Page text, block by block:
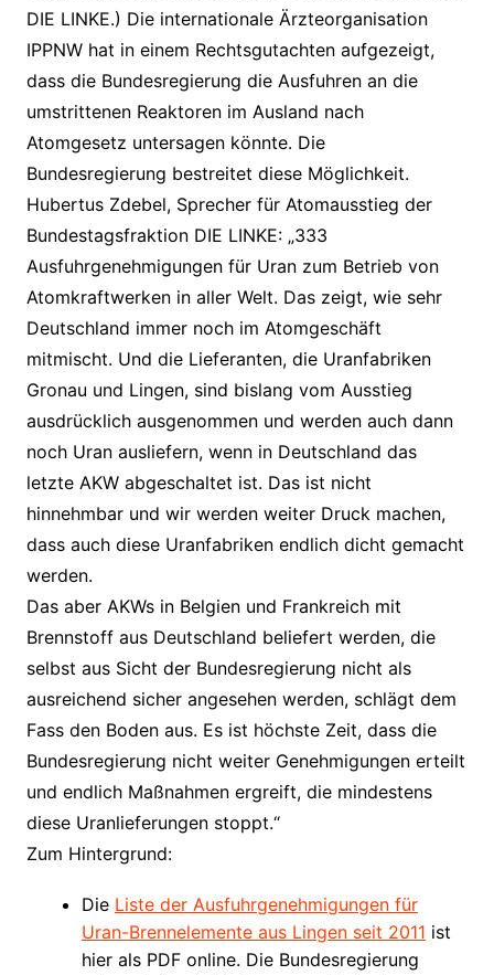
DIE LINKE.) Die internationale Ärzteorganisation
IPPNW hat in einem Rechtsgutachten aufgezeigt,
dass die Bundesregierung die Ausfuhren an die
umstrittenen Reaktoren im Ausland nach
Atomgesetz untersagen könnte. Die
Bundesregierung bestreitet diese Möglichkeit.
Hubertus Zdebel, Sprecher für Atomausstieg der
Bundestagsfraktion DIE LINKE: „333
Ausfuhrgenehmigungen für Uran zum Betrieb von
Atomkraftwerken in aller Welt. Das zeigt, wie sehr
Deutschland immer noch im Atomgeschäft
mitmischt. Und die Lieferanten, die Uranfabriken
Gronau und Lingen, sind bislang vom Ausstieg
ausdrücklich ausgenommen und werden auch dann
noch Uran ausliefern, wenn in Deutschland das
letzte AKW abgeschaltet ist. Das ist nicht
hinnehmbar und wir werden weiter Druck machen,
dass auch diese Uranfabriken endlich dicht gemacht
werden.
Das aber AKWs in Belgien und Frankreich mit
Brennstoff aus Deutschland beliefert werden, die
selbst aus Sicht der Bundesregierung nicht als
ausreichend sicher angesehen werden, schlägt dem
Fass den Boden aus. Es ist höchste Zeit, dass die
Bundesregierung nicht weiter Genehmigungen erteilt
und endlich Maßnahmen ergreift, die mindestens
diese Uranlieferungen stoppt.“
Zum Hintergrund:
Die Liste der Ausfuhrgenehmigungen für
Uran-Brennelemente aus Lingen seit 2011 ist
hier als PDF online. Die Bundesregierung